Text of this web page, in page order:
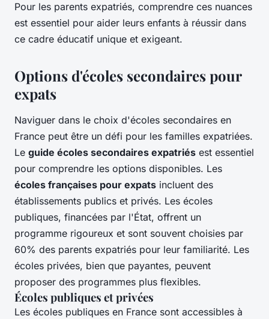
Pour les parents expatriés, comprendre ces nuances
est essentiel pour aider leurs enfants à réussir dans
ce cadre éducatif unique et exigeant.
Options d'écoles secondaires pour
expats
Naviguer dans le choix d'écoles secondaires en
France peut être un défi pour les familles expatriées.
Le guide écoles secondaires expatriés est essentiel
pour comprendre les options disponibles. Les
écoles françaises pour expats incluent des
établissements publics et privés. Les écoles
publiques, financées par l'État, offrent un
programme rigoureux et sont souvent choisies par
60% des parents expatriés pour leur familiarité. Les
écoles privées, bien que payantes, peuvent
proposer des programmes plus flexibles.
Écoles publiques et privées
Les écoles publiques en France sont accessibles à